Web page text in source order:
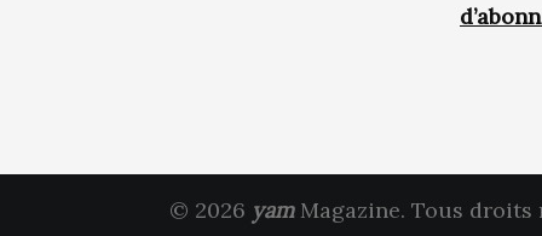
© 2026 yamMagazine. Tous droits